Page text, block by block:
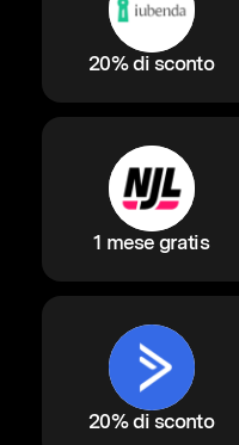
20% di sconto
1 mese gratis
20% di sconto